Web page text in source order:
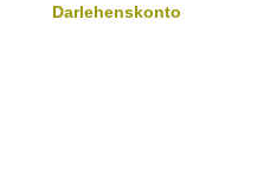
Darlehenskonto